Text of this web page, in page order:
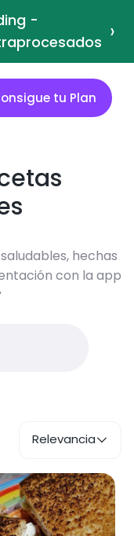
-
›
tu Plan
hechas
con la app
Relevancia